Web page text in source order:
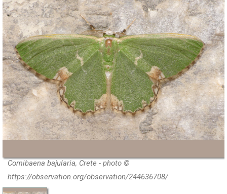
Comibaena bajularia, Crete - photo ©
https://observation.org/observation/244636708/